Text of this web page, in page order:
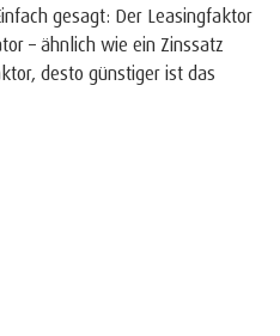
gesagt: Der Leasingfaktor
– ähnlich wie ein Zinssatz
desto günstiger ist das